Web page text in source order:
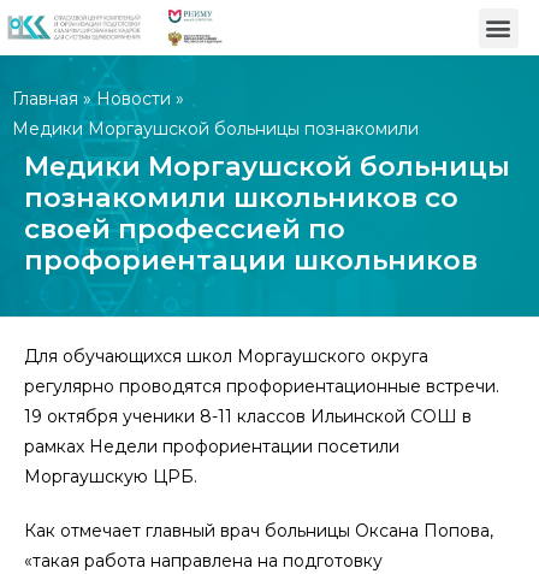
Главная »Новости »
Медики Моргаушской больницы познакомили
школьников со своей профессией по профориентации
школьников
Медики Моргаушской больницы
познакомили школьников со
своей профессией по
профориентации школьников
Для обучающихся школ Моргаушского округа
регулярно проводятся профориентационные встречи.
19 октября ученики 8-11 классов Ильинской СОШ в
рамках Недели профориентации посетили
Моргаушскую ЦРБ.
Как отмечает главный врач больницы Оксана Попова,
«такая работа направлена на подготовку